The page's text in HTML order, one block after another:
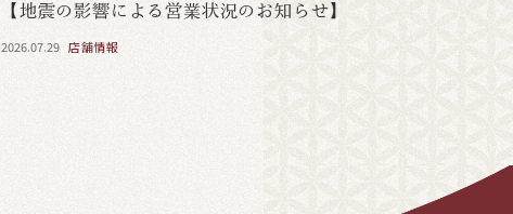
【地震の影響による営業状況のお知らせ】
2026.07.29 店舗情報